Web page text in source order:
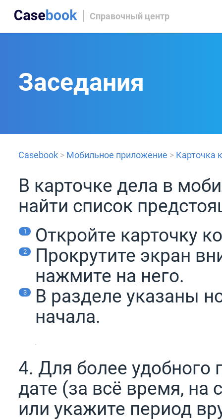
Справочный центр
Заседания
Casebook > Мобильное приложение > Карточка
В карточке дела в
найти список
Откройте карточку
Прокрутите экран
нажмите на него.
В разделе указаны
начала.
4. Для более удобного
дате (за всё время, на
или укажите период